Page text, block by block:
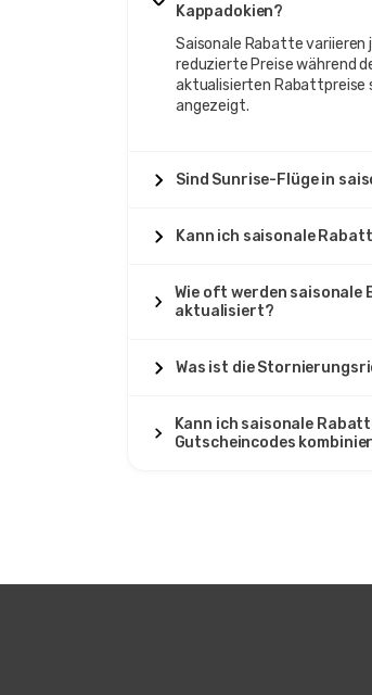
Kappadokien?
Saisonale Rabatte variieren
reduzierte Preise während
aktualisierten Rabattpreise
angezeigt.
Sind Sunrise-Flüge in
Kann ich saisonale
Wie oft werden saisonale
aktualisiert?
Was ist die
Kann ich saisonale
Gutscheincodes